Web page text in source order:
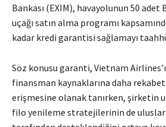
Bankası (EXIM), havayolunun 50 adet
uçağı satın alma programı
kadar kredi garantisi sağlamayı
Söz konusu garanti, Vietnam
finansman kaynaklarına daha
erişmesine olanak tanırken, şirketin
filo yenileme stratejilerinin de